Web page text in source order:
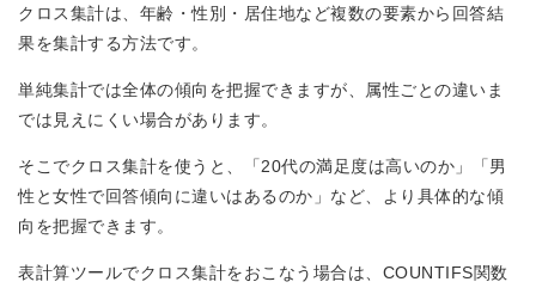
クロス集計は、年齢・性別・居住地など複数の要素から回答結
果を集計する方法です。
単純集計では全体の傾向を把握できますが、属性ごとの違いま
では見えにくい場合があります。
そこでクロス集計を使うと、「20代の満足度は高いのか」「男
性と女性で回答傾向に違いはあるのか」など、より具体的な傾
向を把握できます。
表計算ツールでクロス集計をおこなう場合は、COUNTIFS関数